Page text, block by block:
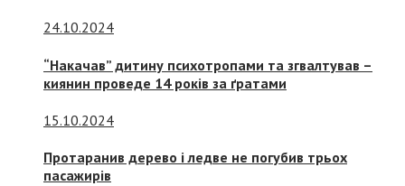
24.10.2024
“Накачав” дитину психотропами та згвалтував –
киянин проведе 14 років за ґратами
15.10.2024
Протаранив дерево і ледве не погубив трьох
пасажирів